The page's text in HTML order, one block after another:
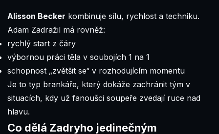
Alisson Becker kombinuje sílu, rychlost a techniku.
Adam Zadražil má rovněž:
rychlý start z čáry
výbornou práci těla v soubojích 1 na 1
schopnost „zvětšit se“ v rozhodujícím momentu
Je to typ brankáře, který dokáže zachránit tým v
situacích, kdy už fanoušci soupeře zvedají ruce nad
hlavu.
Co dělá Zadryho jedinečným